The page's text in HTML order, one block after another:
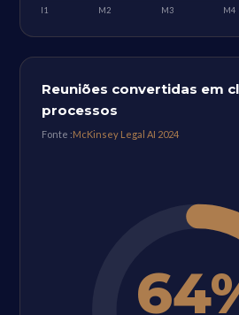
M1 M2 M3 M4
Reuniões convertidas em
processos
Fonte :McKinsey Legal AI 2024